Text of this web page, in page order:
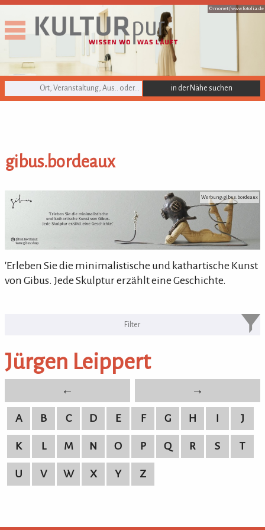
© monet /www.fotolia.de
KULTURpur Suche
gibus.bordeaux
gibus.bordeaux Werbung: gibus.bordeaux
'Erleben Sie die minimalistische und kathartische Kunst
von Gibus. Jede Skulptur erzählt eine Geschichte.
KULTURpur Bildende Künstler von
Jürgen Leippert
bildende Künstler von A-Z
← →
A B C D E F G H I J
K L M N O P Q R S T
U V W X Y Z